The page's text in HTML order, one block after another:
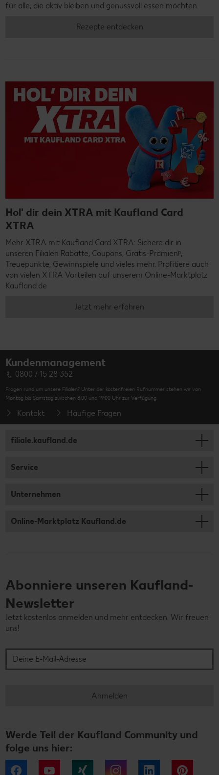
für alle, die aktiv bleiben und genussvoll essen möchten.
Rezepte entdecken
Hol' dir dein XTRA mit Kaufland Card
XTRA
Mehr XTRA mit Kaufland Card XTRA: Sichere dir in
unseren Filialen Rabatte, Coupons, Gratis-Prämienᵖ,
Treuepunkte, Gewinnspiele und vieles mehr. Profitiere auch
von vielen XTRA Vorteilen auf unserem Online-Marktplatz
Kaufland.de
Jetzt mehr erfahren
Kundenmanagement
0800 / 15 28 352
Fragen rund um unsere Filialen? Unter der kostenfreien Rufnummer stehen wir von
Montag bis Samstag zwischen 8:00 und 19:00 Uhr zur Verfügung.
Kontakt Häufige Fragen
filiale.kaufland.de
Service
Unternehmen
Online-Marktplatz Kaufland.de
Abonniere unseren Kaufland-
Newsletter
Jetzt kostenlos anmelden und mehr entdecken. Wir freuen
uns!
Anmelden
Werde Teil der Kaufland Community und
folge uns hier:
Facebook YouTube Instagram LinkedIn